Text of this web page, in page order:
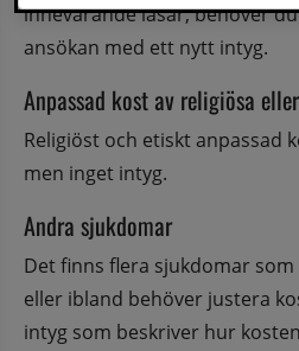
innevarande läsår, behöver
ansökan med ett nytt intyg.
Anpassad kost av religiösa
Religiöst och etiskt anpassad
men inget intyg.
Andra sjukdomar
Det finns flera sjukdomar
eller ibland behöver justera
intyg som beskriver hur